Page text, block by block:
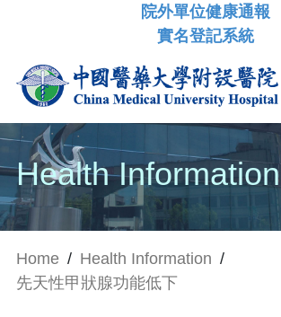
院外單位健康通報
實名登記系統
Health Information
Home / Health Information /
先天性甲狀腺功能低下